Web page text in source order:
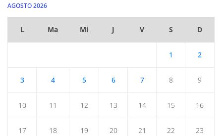
AGOSTO 2026
L Ma Mi J V S D
1 2
3 4 5 6 7 8 9
10 11 12 13 14 15 16
17 18 19 20 21 22 23